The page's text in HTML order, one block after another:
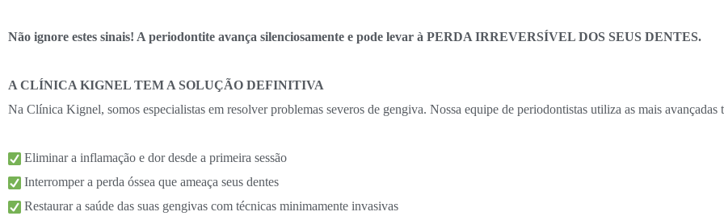
Não ignore estes sinais! A periodontite avança silenciosamente e pode levar à PERDA IRREVERSÍVEL DOS SEUS DENTES.
A CLÍNICA KIGNEL TEM A SOLUÇÃO DEFINITIVA
Na Clínica Kignel, somos especialistas em resolver problemas severos de gengiva. Nossa equipe de periodontistas utiliza as mais avançadas
Eliminar a inflamação e dor desde a primeira sessão
Interromper a perda óssea que ameaça seus dentes
Restaurar a saúde das suas gengivas com técnicas minimamente invasivas